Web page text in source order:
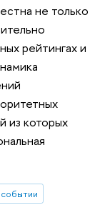
не только
рейтингах и
из которых